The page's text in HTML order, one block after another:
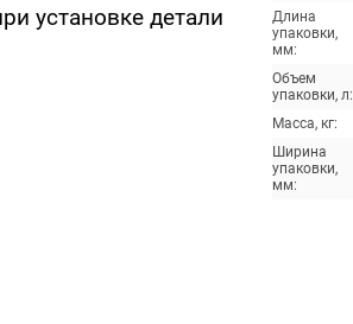
установке детали
Длина
упаковки,
мм:
Объем
упаковки, л:
Масса, кг:
Ширина
упаковки,
мм: